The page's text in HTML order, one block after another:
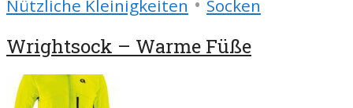
Nützliche Kleinigkeiten Socken
Wrightsock – Warme Füße